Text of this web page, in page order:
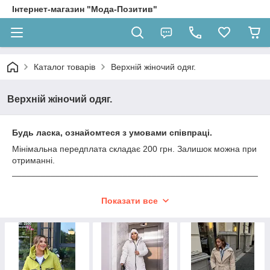
Інтернет-магазин "Мода-Позитив"
Каталог товарів Верхній жіночий одяг.
Верхній жіночий одяг.
Будь ласка, ознайомтеся з умовами співпраці.
Мінімальна передплата складає 200 грн. Залишок можна при
отриманні.
Аксесуар та невід'ємна частина стильного гардеробу –
ключову роль у створенні образу і підкреслює
індивідуальність кожної жінки. У холодну пору року тепле
пальто або утеплена куртка стають надійними союзниками
проти холоду, підкреслюючи жіночність і стиль.
Показати все